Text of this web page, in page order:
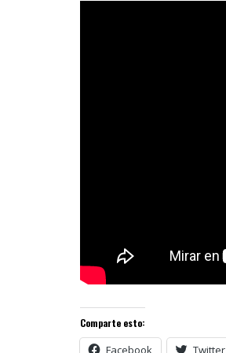
Comparte esto:
Facebook Twitter